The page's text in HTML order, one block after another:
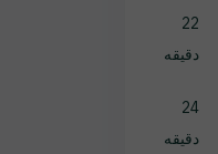
22
دقیقه
24
دقیقه